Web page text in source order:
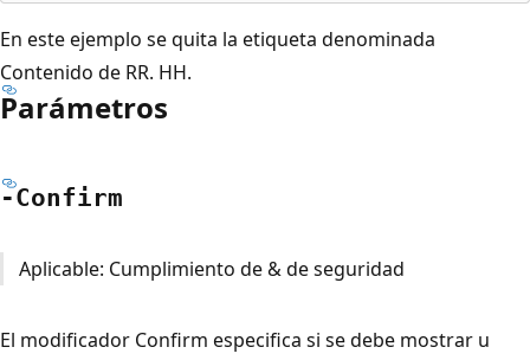
En este ejemplo se quita la etiqueta denominada
Contenido de RR. HH.
Parámetros
-Confirm
Aplicable: Cumplimiento de & de seguridad
El modificador Confirm especifica si se debe mostrar u